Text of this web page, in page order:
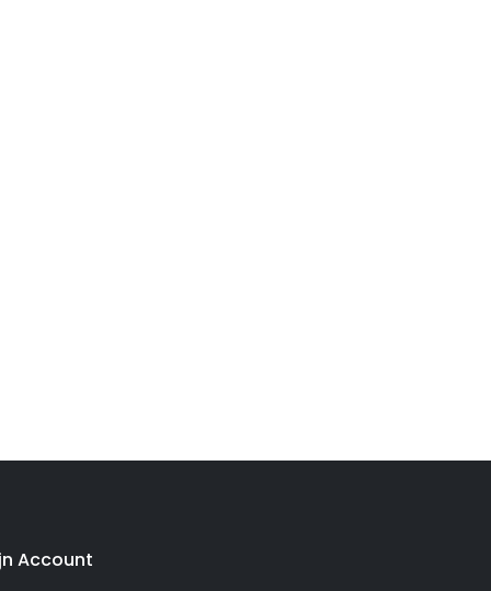
Account